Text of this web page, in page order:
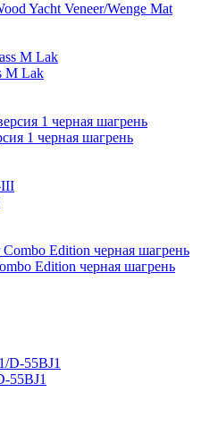
Yacht Veneer/Wenge Mat
M Lak
1 черная шагрень
Edition черная шагрень
55BJ1